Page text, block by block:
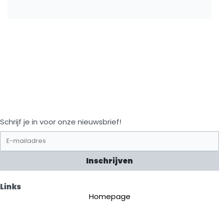
Schrijf je in voor onze nieuwsbrief!
Inschrijven
Links
Homepage